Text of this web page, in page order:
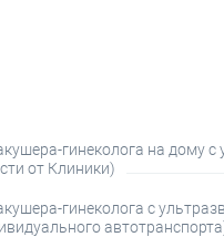
гинеколога на дому
от Клиники)
гинеколога с